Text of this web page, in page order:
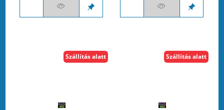
Szállítás alatt Szállítás alatt